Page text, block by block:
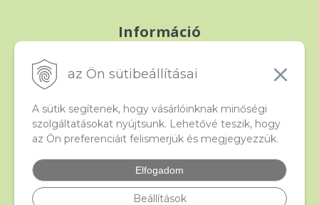
az Ön sütibeállításai
A sütik segítenek, hogy vásárlóinknak minőségi
szolgáltatásokat nyújtsunk. Lehetővé teszik, hogy
az Ön preferenciáit felismerjük és megjegyezzük.
Elfogadom
Beállítások
Információ
Panasz, árucsere és visszáru
Beado
Kapcsolat
Gyakori kérdések
Facebook